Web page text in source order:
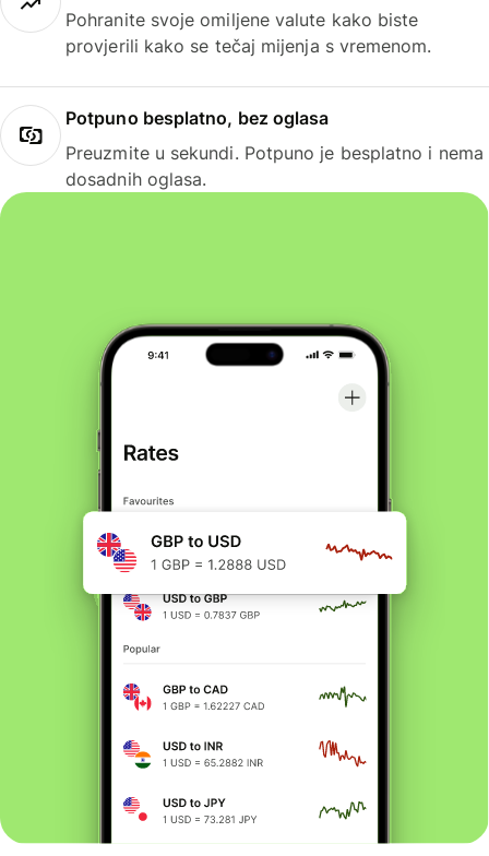
Pohranite svoje omiljene valute kako biste
provjerili kako se tečaj mijenja s vremenom.
Potpuno besplatno, bez oglasa
Preuzmite u sekundi. Potpuno je besplatno i nema
dosadnih oglasa.